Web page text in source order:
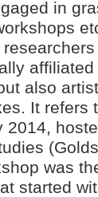
in
also
It refers
was
started